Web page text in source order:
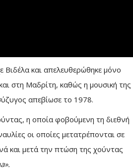
και απελευθερώθηκε μόνο
στη Μαδρίτη, καθώς η μουσική της
απεβίωσε το 1978.
η οποία φοβούμενη τη διεθνή
οι οποίες μετατρέπονται σε
και μετά την πτώση της χούντας